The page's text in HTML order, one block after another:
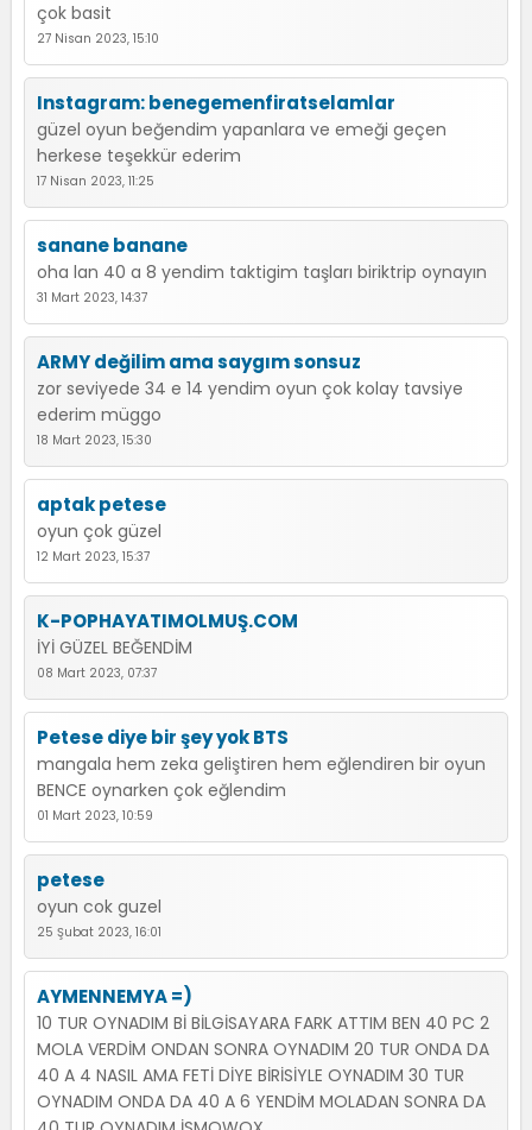
çok basit
27 Nisan 2023, 15:10
Instagram: benegemenfiratselamlar
güzel oyun beğendim yapanlara ve emeği geçen
herkese teşekkür ederim
17 Nisan 2023, 11:25
sanane banane
oha lan 40 a 8 yendim taktigim taşları biriktrip oynayın
31 Mart 2023, 14:37
ARMY değilim ama saygım sonsuz
zor seviyede 34 e 14 yendim oyun çok kolay tavsiye
ederim müggo
18 Mart 2023, 15:30
aptak petese
oyun çok güzel
12 Mart 2023, 15:37
K-POPHAYATIMOLMUŞ.COM
İYİ GÜZEL BEĞENDİM
08 Mart 2023, 07:37
Petese diye bir şey yok BTS
mangala hem zeka geliştiren hem eğlendiren bir oyun
BENCE oynarken çok eğlendim
01 Mart 2023, 10:59
petese
oyun cok guzel
25 Şubat 2023, 16:01
AYMENNEMYA =)
10 TUR OYNADIM Bİ BİLGİSAYARA FARK ATTIM BEN 40 PC 2
MOLA VERDİM ONDAN SONRA OYNADIM 20 TUR ONDA DA
40 A 4 NASIL AMA FETİ DİYE BİRİSİYLE OYNADIM 30 TUR
OYNADIM ONDA DA 40 A 6 YENDİM MOLADAN SONRA DA